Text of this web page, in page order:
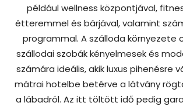
például wellness központjával,
étteremmel és bárjával, valamint
programmal. A szálloda környezete
szállodai szobák kényelmesek és
számára ideális, akik luxus pihenésre
mátrai hotelbe betérve a látvány
a lábadról. Az itt töltött idő pedig